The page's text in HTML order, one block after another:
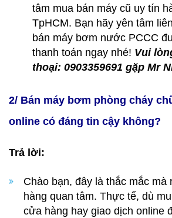
tâm mua bán máy cũ uy tín
TpHCM. Bạn hãy yên tâm
bán máy bơm nước PCCC
thanh toán ngay nhé! Vui
thoại: 0903359691 gặp Mr
2/ Bán máy bơm phòng cháy
online có đáng tin cậy không?
Trả lời:
Chào bạn, đây là thắc mắc mà
hàng quan tâm. Thực tế, dù
cửa hàng hay giao dịch online